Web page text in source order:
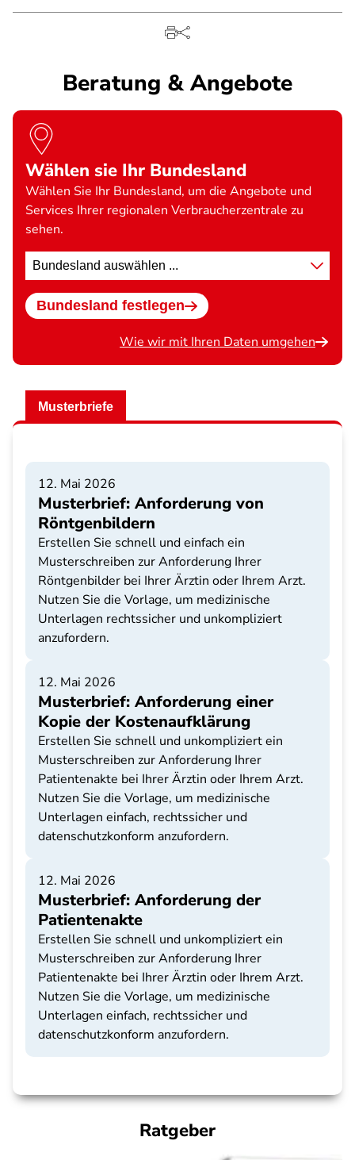
Beratung & Angebote
Wählen sie Ihr Bundesland
Wählen Sie Ihr Bundesland, um die Angebote und
Services Ihrer regionalen Verbraucherzentrale zu
sehen.
Standort
wählen
Bundesland festlegen
Wie wir mit Ihren Daten umgehen
Musterbriefe
12. Mai 2026
Musterbrief: Anforderung von
Röntgenbildern
Erstellen Sie schnell und einfach ein
Musterschreiben zur Anforderung Ihrer
Röntgenbilder bei Ihrer Ärztin oder Ihrem Arzt.
Nutzen Sie die Vorlage, um medizinische
Unterlagen rechtssicher und unkompliziert
anzufordern.
12. Mai 2026
Musterbrief: Anforderung einer
Kopie der Kostenaufklärung
Erstellen Sie schnell und unkompliziert ein
Musterschreiben zur Anforderung Ihrer
Patientenakte bei Ihrer Ärztin oder Ihrem Arzt.
Nutzen Sie die Vorlage, um medizinische
Unterlagen einfach, rechtssicher und
datenschutzkonform anzufordern.
12. Mai 2026
Musterbrief: Anforderung der
Patientenakte
Erstellen Sie schnell und unkompliziert ein
Musterschreiben zur Anforderung Ihrer
Patientenakte bei Ihrer Ärztin oder Ihrem Arzt.
Nutzen Sie die Vorlage, um medizinische
Unterlagen einfach, rechtssicher und
datenschutzkonform anzufordern.
Ratgeber